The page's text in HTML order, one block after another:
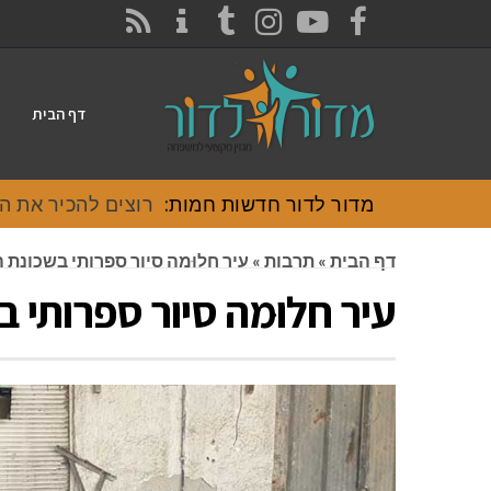
FACEBOOK
YOUTUBE
INSTAGRAM
TUMBLR
דף הבית
מדור לדור חדשות חמות: רוצים להכיר את
דף הבית » תרבות » עיר חלוּמה סיור ספרותי
עיר חלוּמה סיור